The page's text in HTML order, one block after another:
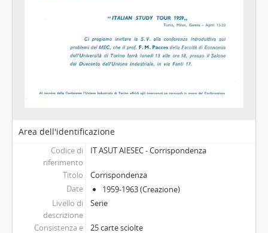
Area dell'identificazione
Codice di
riferimento
IT ASUT AIESEC - Corrispondenza
Titolo
Corrispondenza
Date
1959-1963 (Creazione)
Livello di
descrizione
Serie
Consistenza e
25 carte sciolte